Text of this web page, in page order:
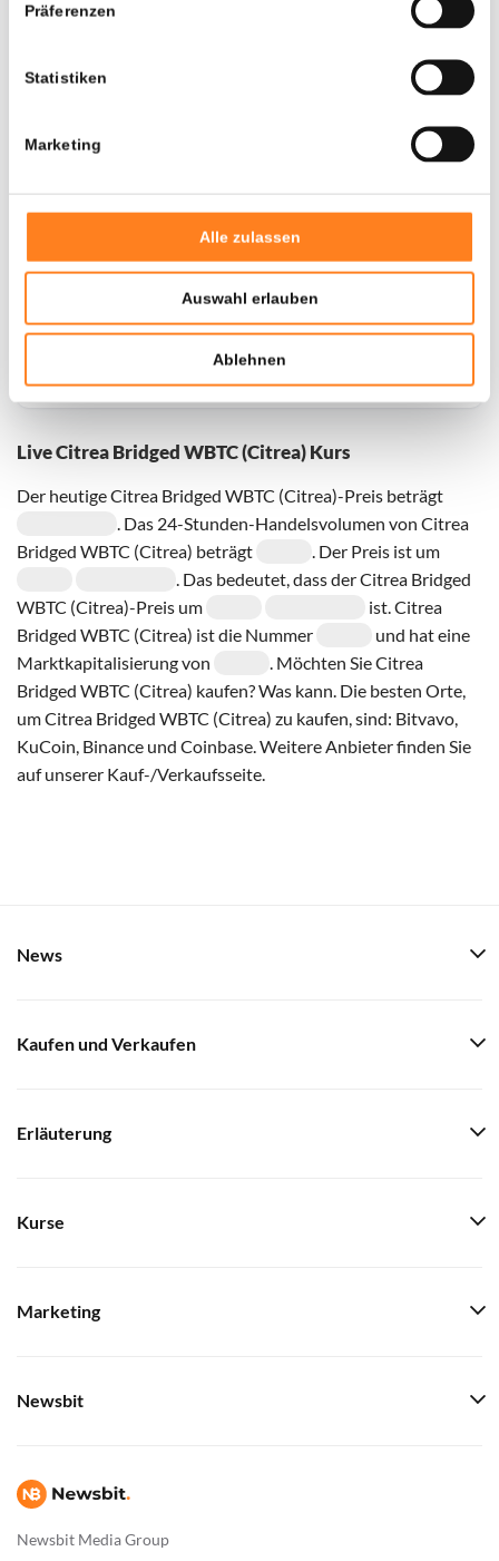
Präferenzen
Statistiken
Marketing
Alle zulassen
Auswahl erlauben
Ablehnen
Live Citrea Bridged WBTC (Citrea) Kurs
Der heutige Citrea Bridged WBTC (Citrea)-Preis beträgt
. Das 24-Stunden-Handelsvolumen von Citrea
Bridged WBTC (Citrea) beträgt
. Der Preis ist um
. Das bedeutet, dass der Citrea Bridged
WBTC (Citrea)-Preis um
ist. Citrea
Bridged WBTC (Citrea) ist die Nummer
und hat eine
Marktkapitalisierung von
. Möchten Sie Citrea
Bridged WBTC (Citrea) kaufen? Was kann. Die besten Orte,
um Citrea Bridged WBTC (Citrea) zu kaufen, sind: Bitvavo,
KuCoin, Binance und Coinbase. Weitere Anbieter finden Sie
auf unserer Kauf-/Verkaufsseite.
Gesamtwert
FürCitrea Bridged WBTC (Citrea)haben wir historische
, das hypothetische erste
Investitionsdatum wurde entsprechend angepasst.
Newsbit Media Group
News
Kaufen und Verkaufen
Erläuterung
Kurse
Marketing
Newsbit